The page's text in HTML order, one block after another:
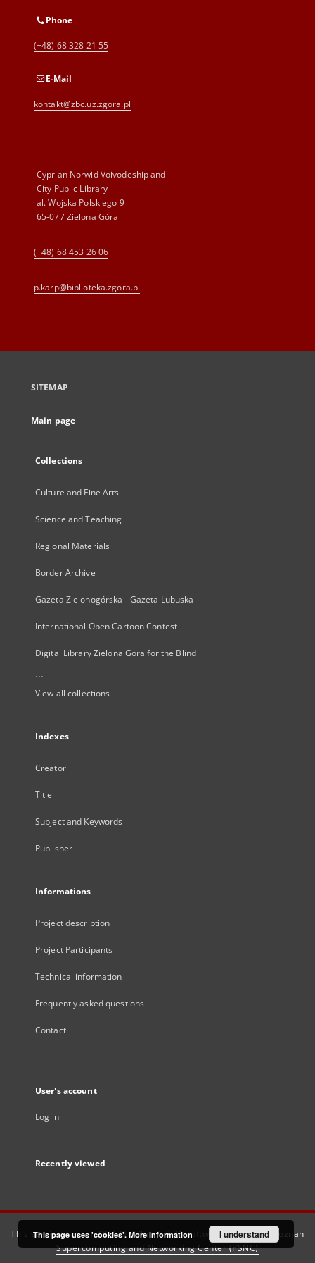
Phone
(+48) 68 328 21 55
E-Mail
kontakt@zbc.uz.zgora.pl
Cyprian Norwid Voivodeship and
City Public Library
al. Wojska Polskiego 9
65-077 Zielona Góra
(+48) 68 453 26 06
p.karp@biblioteka.zgora.pl
SITEMAP
Main page
Collections
Culture and Fine Arts
Science and Teaching
Regional Materials
Border Archive
Gazeta Zielonogórska - Gazeta Lubuska
International Open Cartoon Contest
Digital Library Zielona Gora for the Blind
...
View all collections
Indexes
Creator
Title
Subject and Keywords
Publisher
Informations
Project description
Project Participants
Technical information
Frequently asked questions
Contact
User's account
Log in
Recently viewed
This service runs onDInGO dLibra 6.3.21software created by
Poznan
Supercomputing and Networking Center (PSNC)
This page uses 'cookies'. More information I understand